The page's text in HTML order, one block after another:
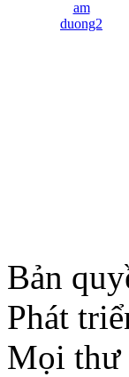
Bản
Phát
Mọi thư